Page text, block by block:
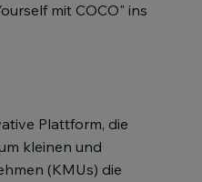
mit COCO" ins
Plattform, die
kleinen und
(KMUs) die